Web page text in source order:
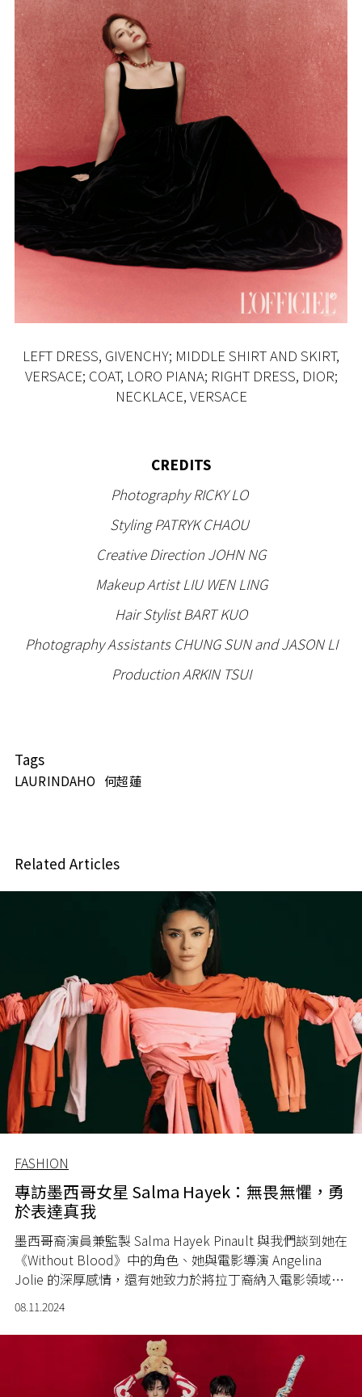
LEFT DRESS, GIVENCHY; MIDDLE SHIRT AND SKIRT,
VERSACE; COAT, LORO PIANA; RIGHT DRESS, DIOR;
NECKLACE, VERSACE
CREDITS
Photography RICKY LO
Styling PATRYK CHAOU
Creative Direction JOHN NG
Makeup Artist LIU WEN LING
Hair Stylist BART KUO
Photography Assistants CHUNG SUN and JASON LI
Production ARKIN TSUI
Tags
LAURINDAHO 何超蓮
Related Articles
FASHION
專訪墨西哥女星 Salma Hayek：無畏無懼，勇
於表達真我
墨西哥裔演員兼監製 Salma Hayek Pinault 與我們談到她在
《Without Blood》中的角色、她與電影導演 Angelina
Jolie 的深厚感情，還有她致力於將拉丁裔納入電影領域，
並打擊針對婦女的暴力行為。
08.11.2024